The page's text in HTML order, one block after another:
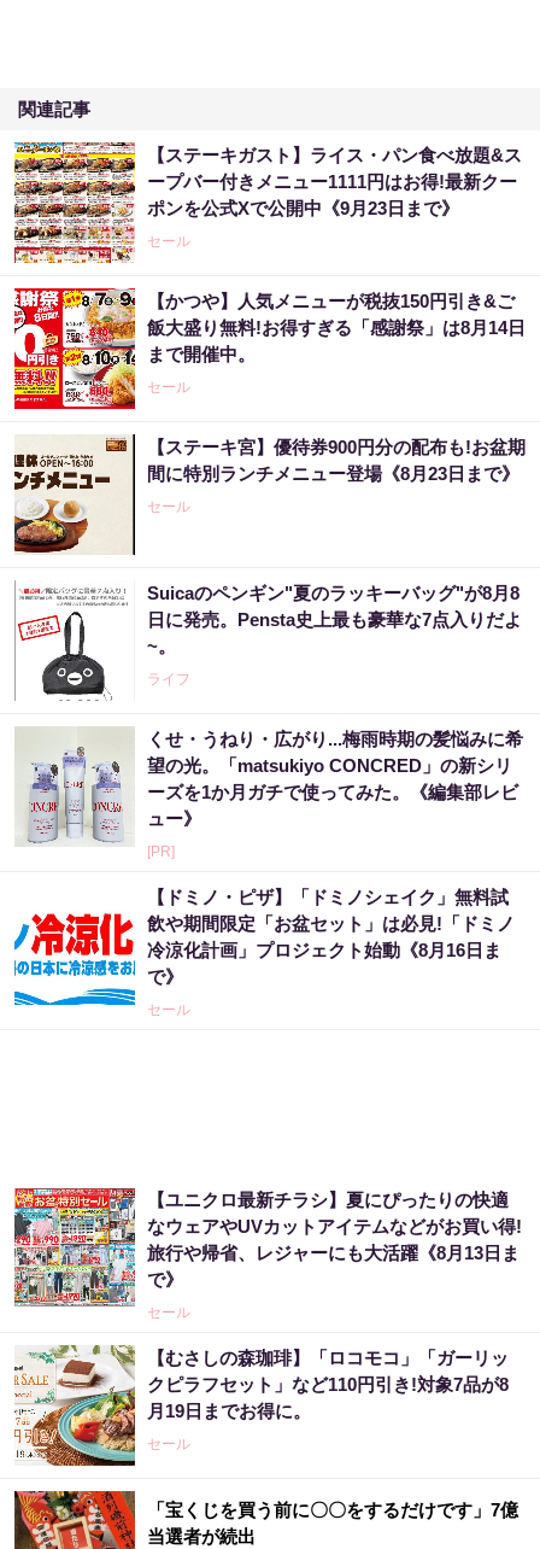
関連記事
【ステーキガスト】ライス・パン食べ放題&ス
ープバー付きメニュー1111円はお得!最新クー
ポンを公式Xで公開中《9月23日まで》
セール
【かつや】人気メニューが税抜150円引き&ご
飯大盛り無料!お得すぎる「感謝祭」は8月14日
まで開催中。
セール
【ステーキ宮】優待券900円分の配布も!お盆期
間に特別ランチメニュー登場《8月23日まで》
セール
Suicaのペンギン"夏のラッキーバッグ"が8月8
日に発売。Pensta史上最も豪華な7点入りだよ
~。
ライフ
くせ・うねり・広がり...梅雨時期の髪悩みに希
望の光。「matsukiyo CONCRED」の新シリ
ーズを1か月ガチで使ってみた。《編集部レビ
ュー》
[PR]
【ドミノ・ピザ】「ドミノシェイク」無料試
飲や期間限定「お盆セット」は必見!「ドミノ
冷涼化計画」プロジェクト始動《8月16日ま
で》
セール
【ユニクロ最新チラシ】夏にぴったりの快適
なウェアやUVカットアイテムなどがお買い得!
旅行や帰省、レジャーにも大活躍《8月13日ま
で》
セール
【むさしの森珈琲】「ロコモコ」「ガーリッ
クピラフセット」など110円引き!対象7品が8
月19日までお得に。
セール
「宝くじを買う前に〇〇をするだけです」7億
当選者が続出